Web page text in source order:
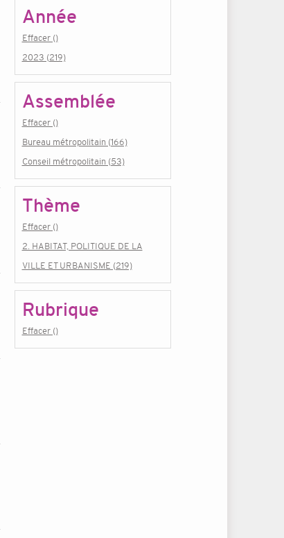
Année
Effacer ()
2023 (219)
Assemblée
Effacer ()
Bureau métropolitain (166)
Conseil métropolitain (53)
Thème
Effacer ()
2. HABITAT, POLITIQUE DE LA
VILLE ET URBANISME (219)
Rubrique
Effacer ()